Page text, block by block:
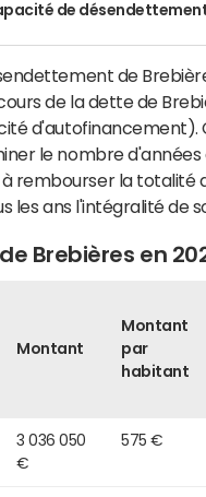
de
de
de la dette de
d'autofinancement).
le nombre d'années
rembourser la totalité
les ans l'intégralité de
Brebières en
Montant
Montant
par
habitant
3 036 050
€
575 €